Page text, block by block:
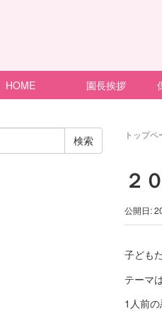
HOME 園長挨拶
トップペ
２
公開日:
子ども
テーマ
1人前